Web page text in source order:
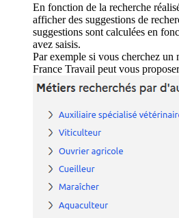
En fonction de la recherche
afficher des suggestions de
suggestions sont calculées en
avez saisis.
Par exemple si vous cherchez
France Travail peut vous